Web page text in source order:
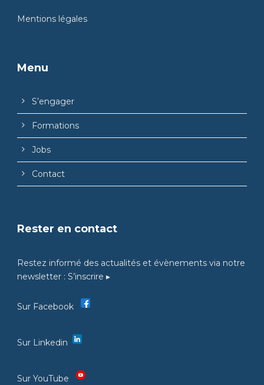
Mentions légales
Menu
S’engager
Formations
Jobs
Contact
Rester en contact
Restez informé des actualités et évènements via notre
newsletter : S’inscrire ▸
Sur Facebook
Sur Linkedin
Sur YouTube